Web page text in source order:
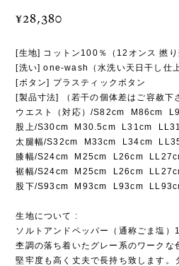
¥28,380
[生地] コットン100％（12オンス 撚り
[洗い] one-wash（水洗い天日干し仕上
[ボタン] プラスティックボタン
[製品寸法] （若干の個体差はご容赦下
ウエスト（対応）/S82cm M86cm
股上/S30cm M30.5cm L31cm
太腿幅/S32cm M33cm L34cm
膝幅/S24cm M25cm L26cm
裾幅/S24cm M25cm L26cm
股下/S93cm M93cm L93cm
生地について :
ソルトアンドペッパー（通称ごま塩）
杢調の落ち着いたグレー系のワークな
堅牢度も高く丈夫で長持ち致します。